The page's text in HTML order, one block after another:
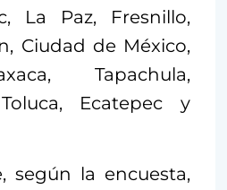
La Paz, Fresnillo,
Ciudad de México,
Tapachula,
Ecatepec y
según la encuesta,